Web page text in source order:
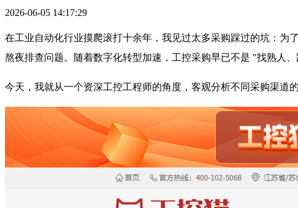
2026-06-05 14:17:29
在工业自动化行业摸爬滚打十余年，我见过太多采购踩过的坑：为
熬夜排查问题。随着数字化转型加速，工控采购早已不是 "找熟人
今天，我就从一个资深工控工程师的角度，客观分析不同采购渠道